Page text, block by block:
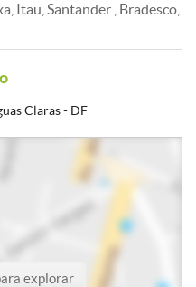
Itau, Santander , Bradesco,
Claras - DF
explorar